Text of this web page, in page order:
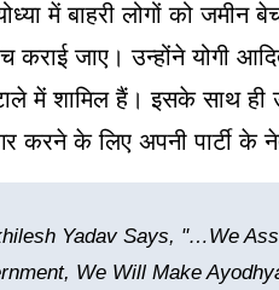
में बाहरी लोगों को जमीन
जाए। उन्होंने योगी
शामिल हैं। इसके साथ ही
करने के लिए अपनी पार्टी के
Yadav Says, "…We
We Will Make